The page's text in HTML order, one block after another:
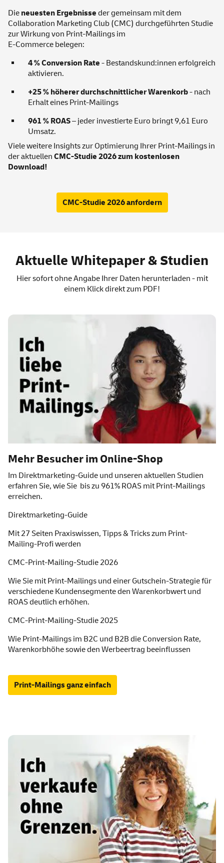
Die neuesten Ergebnisse der gemeinsam mit dem
Collaboration Marketing Club (CMC) durchgeführten Studie
zur Wirkung von Print-Mailings im
E-Commerce belegen:
4 % Conversion Rate - Bestandskund:innen erfolgreich
aktivieren.
+25 % höherer durchschnittlicher Warenkorb- nach
Erhalt eines Print-Mailings
961 % ROAS– jeder investierte Euro bringt 9,61 Euro
Umsatz.
Viele weitere Insights zur Optimierung Ihrer Print-Mailings in
der aktuellen CMC-Studie 2026 zum kostenlosen
Download!
CMC-Studie 2026 anfordern
Aktuelle Whitepaper & Studien
Hier sofort ohne Angabe Ihrer Daten herunterladen - mit
einem Klick direkt zum PDF!
Mehr Besucher im Online-Shop
Im Direktmarketing-Guide und unseren aktuellen Studien
erfahren Sie, wie Sie bis zu 961% ROAS mit Print-Mailings
erreichen.
Direktmarketing-Guide
Mit 27 Seiten Praxiswissen, Tipps & Tricks zum Print-
Mailing-Profi werden
CMC-Print-Mailing-Studie 2026
Wie Sie mit Print-Mailings und einer Gutschein-Strategie für
verschiedene Kundensegmente den Warenkorbwert und
ROAS deutlich erhöhen.
CMC-Print-Mailing-Studie 2025
Wie Print-Mailings im B2C und B2B die Conversion Rate,
Warenkorbhöhe sowie den Werbeertrag beeinflussen
Print-Mailings ganz einfach